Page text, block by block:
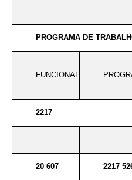
PROGRAMA DE
FUNCIONAL
2217
20 607 2217